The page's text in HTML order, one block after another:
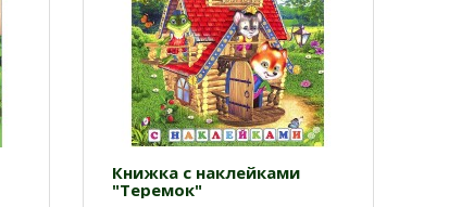
Книжка с наклейками
"Теремок"